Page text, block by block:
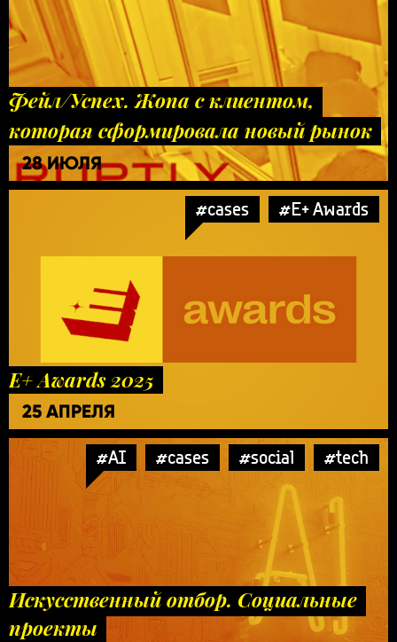
Фейл/Успех. Жопа с клиентом,
которая сформировала новый рынок
28 ИЮЛЯ
#cases #E+ Awards
E+ Awards 2025
25 АПРЕЛЯ
#AI #cases #social #tech
Искусственный отбор. Социальные
проекты